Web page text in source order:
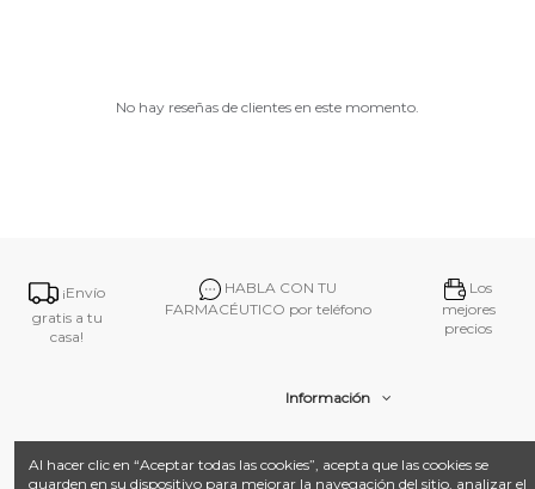
No hay reseñas de clientes en este momento.
¡Envío
gratis a tu
casa!
HABLA CON TU
FARMACÉUTICO por teléfono
Los
mejores
precios
Información
Contacto
Al hacer clic en “Aceptar todas las cookies”, acepta que las cookies se
guarden en su dispositivo para mejorar la navegación del sitio, analizar el